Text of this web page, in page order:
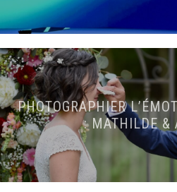
PHOTOGRAPHIER
: MATHILDE &